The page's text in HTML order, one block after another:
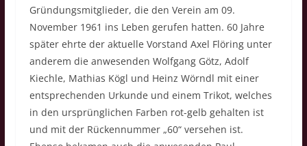
Gründungsmitglieder, die den Verein am 09.
November 1961 ins Leben gerufen hatten. 60 Jahre
später ehrte der aktuelle Vorstand Axel Flöring unter
anderem die anwesenden Wolfgang Götz, Adolf
Kiechle, Mathias Kögl und Heinz Wörndl mit einer
entsprechenden Urkunde und einem Trikot, welches
in den ursprünglichen Farben rot-gelb gehalten ist
und mit der Rückennummer „60“ versehen ist.